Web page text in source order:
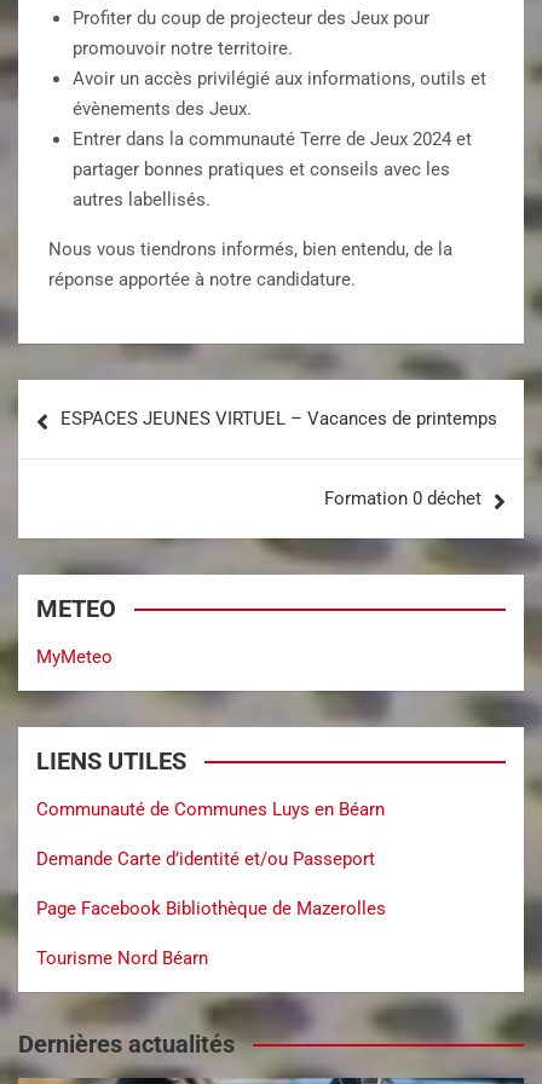
Profiter du coup de projecteur des Jeux pour
promouvoir notre territoire.
Avoir un accès privilégié aux informations, outils et
évènements des Jeux.
Entrer dans la communauté Terre de Jeux 2024 et
partager bonnes pratiques et conseils avec les
autres labellisés.
Nous vous tiendrons informés, bien entendu, de la
réponse apportée à notre candidature.
ESPACES JEUNES VIRTUEL – Vacances de printemps
Formation 0 déchet
METEO
MyMeteo
LIENS UTILES
Communauté de Communes Luys en Béarn
Demande Carte d’identité et/ou Passeport
Page Facebook Bibliothèque de Mazerolles
Tourisme Nord Béarn
Dernières actualités